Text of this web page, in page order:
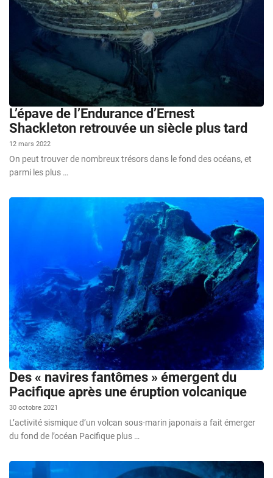
L’épave de l’Endurance d’Ernest
Shackleton retrouvée un siècle plus tard
12 mars 2022
On peut trouver de nombreux trésors dans le fond des océans, et
parmi les plus …
Des « navires fantômes » émergent du
Pacifique après une éruption volcanique
30 octobre 2021
L’activité sismique d’un volcan sous-marin japonais a fait émerger
du fond de l’océan Pacifique plus …